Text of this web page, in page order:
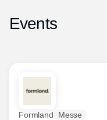
Events
Formland Messe